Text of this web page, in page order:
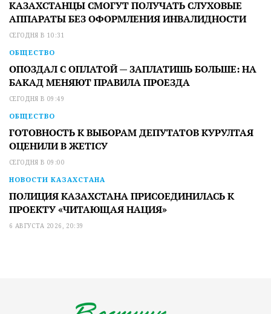
КАЗАХСТАНЦЫ СМОГУТ ПОЛУЧАТЬ СЛУХОВЫЕ
АППАРАТЫ БЕЗ ОФОРМЛЕНИЯ ИНВАЛИДНОСТИ
СЕГОДНЯ В 10:31
ОБЩЕСТВО
ОПОЗДАЛ С ОПЛАТОЙ — ЗАПЛАТИШЬ БОЛЬШЕ: НА
БАКАД МЕНЯЮТ ПРАВИЛА ПРОЕЗДА
СЕГОДНЯ В 09:49
ОБЩЕСТВО
ГОТОВНОСТЬ К ВЫБОРАМ ДЕПУТАТОВ КУРУЛТАЯ
ОЦЕНИЛИ В ЖЕТІСУ
СЕГОДНЯ В 09:00
НОВОСТИ КАЗАХСТАНА
ПОЛИЦИЯ КАЗАХСТАНА ПРИСОЕДИНИЛАСЬ К
ПРОЕКТУ «ЧИТАЮЩАЯ НАЦИЯ»
6 АВГУСТА 2026, 20:39